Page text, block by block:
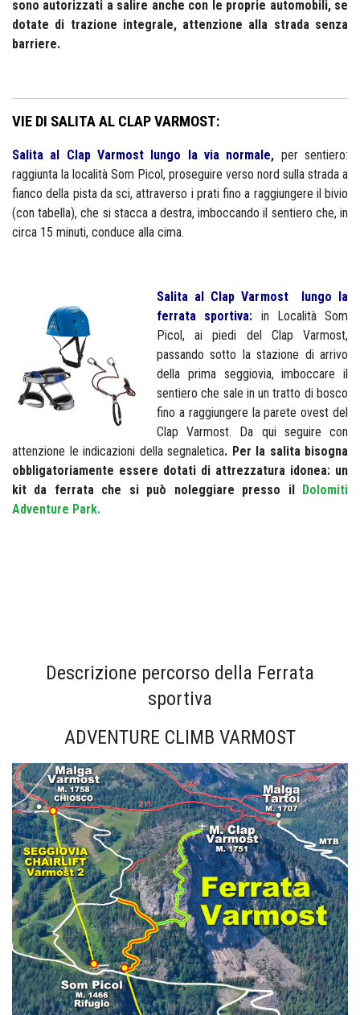
sono autorizzati a salire anche con le proprie automobili, se
dotate di trazione integrale, attenzione alla strada senza
barriere.
VIE DI SALITA AL CLAP VARMOST:
Salita al Clap Varmost lungo la via normale, per sentiero:
raggiunta la località Som Picol, proseguire verso nord sulla strada a
fianco della pista da sci, attraverso i prati fino a raggiungere il bivio
(con tabella), che si stacca a destra, imboccando il sentiero che, in
circa 15 minuti, conduce alla cima.
Salita al Clap Varmost lungo la
ferrata sportiva: in Località Som
Picol, ai piedi del Clap Varmost,
passando sotto la stazione di arrivo
della prima seggiovia, imboccare il
sentiero che sale in un tratto di bosco
fino a raggiungere la parete ovest del
Clap Varmost. Da qui seguire con
attenzione le indicazioni della segnaletica. Per la salita bisogna
obbligatoriamente essere dotati di attrezzatura idonea: un
kit da ferrata che si può noleggiare presso il Dolomiti
Adventure Park.
Descrizione percorso della Ferrata
sportiva
ADVENTURE CLIMB VARMOST